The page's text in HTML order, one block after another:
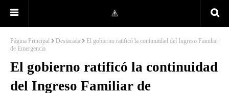
Página Principal Destacada
El gobierno ratificó la continuidad del Ingreso Familiar
de Emergencia
El gobierno ratificó la continuidad
del Ingreso Familiar de